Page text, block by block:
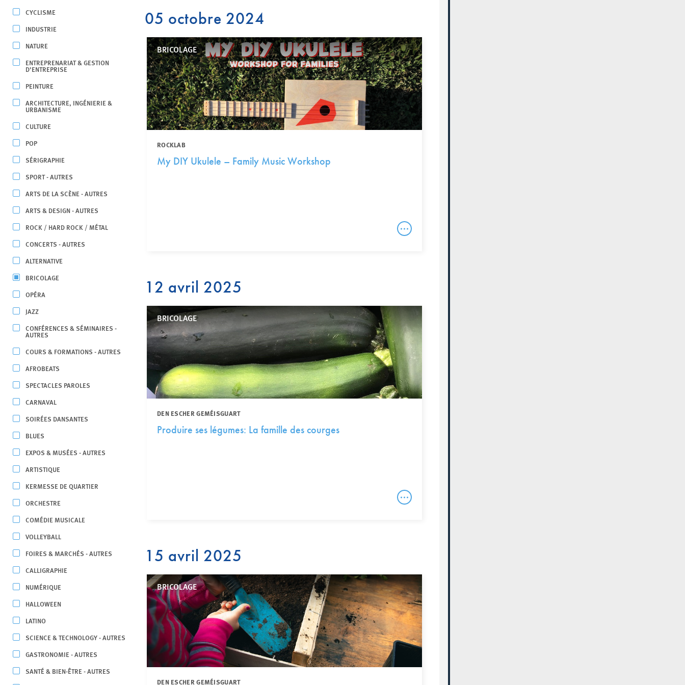
CYCLISME
INDUSTRIE
NATURE
ENTREPRENARIAT & GESTION
D’ENTREPRISE
PEINTURE
ARCHITECTURE, INGÉNIERIE &
URBANISME
CULTURE
POP
SÉRIGRAPHIE
SPORT - AUTRES
ARTS DE LA SCÈNE - AUTRES
ARTS & DESIGN - AUTRES
ROCK / HARD ROCK / MÉTAL
CONCERTS - AUTRES
ALTERNATIVE
BRICOLAGE
OPÉRA
JAZZ
CONFÉRENCES & SÉMINAIRES -
AUTRES
COURS & FORMATIONS - AUTRES
AFROBEATS
SPECTACLES PAROLES
CARNAVAL
SOIRÉES DANSANTES
BLUES
EXPOS & MUSÉES - AUTRES
ARTISTIQUE
KERMESSE DE QUARTIER
ORCHESTRE
COMÉDIE MUSICALE
VOLLEYBALL
FOIRES & MARCHÉS - AUTRES
CALLIGRAPHIE
NUMÉRIQUE
HALLOWEEN
LATINO
SCIENCE & TECHNOLOGY - AUTRES
GASTRONOMIE - AUTRES
SANTÉ & BIEN-ÊTRE - AUTRES
05 octobre 2024
BRICOLAGE
ROCKLAB
My DIY Ukulele – Family Music Workshop
12 avril 2025
BRICOLAGE
DEN ESCHER GEMÉISGUART
Produire ses légumes: La famille des courges
15 avril 2025
BRICOLAGE
DEN ESCHER GEMÉISGUART